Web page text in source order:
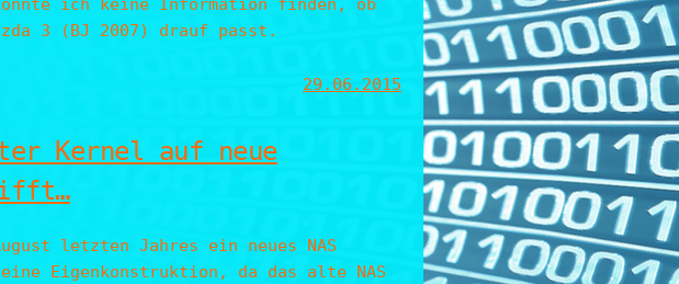
ich keine Information finden, ob
3 (BJ 2007) drauf passt.
29.06.2015
Kernel auf neue
letzten Jahres ein neues NAS
Eigenkonstruktion, da das alte NAS